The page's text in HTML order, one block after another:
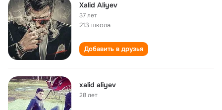
Xalid Aliyev
37 лет
213 школа
Добавить в друзья
xalid aliyev
28 лет